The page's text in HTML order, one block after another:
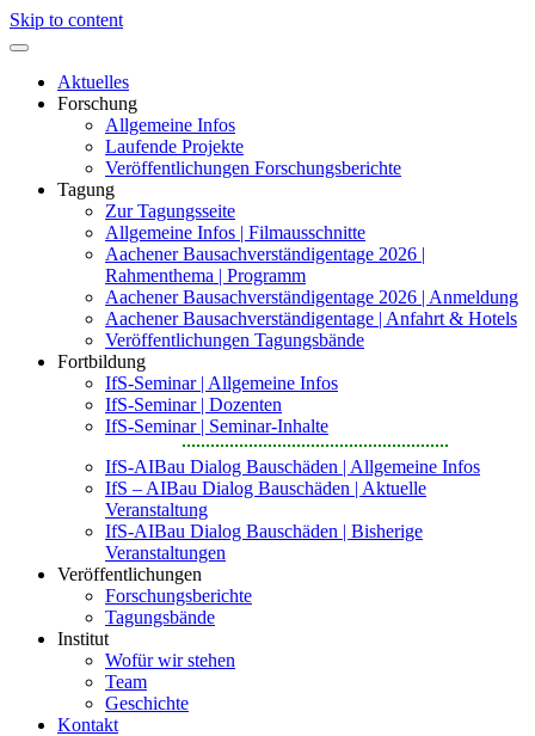
Skip to content
Aktuelles
Forschung
Allgemeine Infos
Laufende Projekte
Veröffentlichungen Forschungsberichte
Tagung
Zur Tagungsseite
Allgemeine Infos | Filmausschnitte
Aachener Bausachverständigentage 2026 |
Rahmenthema | Programm
Aachener Bausachverständigentage 2026 | Anmeldung
Aachener Bausachverständigentage | Anfahrt & Hotels
Veröffentlichungen Tagungsbände
Fortbildung
IfS-Seminar | Allgemeine Infos
IfS-Seminar | Dozenten
IfS-Seminar | Seminar-Inhalte
IfS-AIBau Dialog Bauschäden | Allgemeine Infos
IfS – AIBau Dialog Bauschäden | Aktuelle
Veranstaltung
IfS-AIBau Dialog Bauschäden | Bisherige
Veranstaltungen
Veröffentlichungen
Forschungsberichte
Tagungsbände
Institut
Wofür wir stehen
Team
Geschichte
Kontakt